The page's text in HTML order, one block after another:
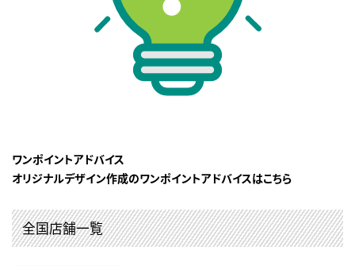
ワンポイントアドバイス
オリジナルデザイン作成のワンポイントアドバイスはこちら
全国店舗一覧